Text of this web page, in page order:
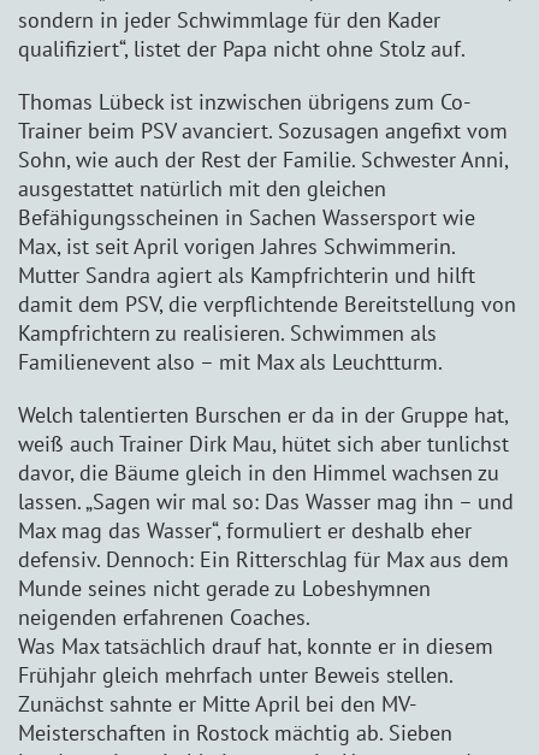
sondern in jeder Schwimmlage für den Kader
qualifiziert“, listet der Papa nicht ohne Stolz auf.
Thomas Lübeck ist inzwischen übrigens zum Co-
Trainer beim PSV avanciert. Sozusagen angefixt vom
Sohn, wie auch der Rest der Familie. Schwester Anni,
ausgestattet natürlich mit den gleichen
Befähigungsscheinen in Sachen Wassersport wie
Max, ist seit April vorigen Jahres Schwimmerin.
Mutter Sandra agiert als Kampfrichterin und hilft
damit dem PSV, die verpflichtende Bereitstellung von
Kampfrichtern zu realisieren. Schwimmen als
Familienevent also – mit Max als Leuchtturm.
Welch talentierten Burschen er da in der Gruppe hat,
weiß auch Trainer Dirk Mau, hütet sich aber tunlichst
davor, die Bäume gleich in den Himmel wachsen zu
lassen. „Sagen wir mal so: Das Wasser mag ihn – und
Max mag das Wasser“, formuliert er deshalb eher
defensiv. Dennoch: Ein Ritterschlag für Max aus dem
Munde seines nicht gerade zu Lobeshymnen
neigenden erfahrenen Coaches.
Was Max tatsächlich drauf hat, konnte er in diesem
Frühjahr gleich mehrfach unter Beweis stellen.
Zunächst sahnte er Mitte April bei den MV-
Meisterschaften in Rostock mächtig ab. Sieben